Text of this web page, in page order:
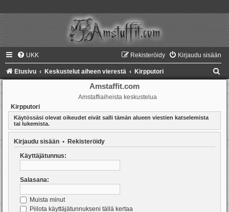
UKK Kirjaudu sisään
Rekisteröidy
Etusivu Keskustelut aiheen vierestä Kirpputori
Amstaffit.com
Amstaffiaiheista keskustelua
Kirpputori
Käytössäsi olevat oikeudet eivät salli tämän alueen viestien katselemista
tai lukemista.
Kirjaudu sisään • Rekisteröidy
Käyttäjätunnus:
Salasana:
Muista minut
Piilota käyttäjätunnukseni tällä kertaa